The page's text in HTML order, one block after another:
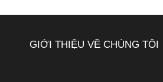
GIỚI THIỆU VỀ CHÚNG TÔI